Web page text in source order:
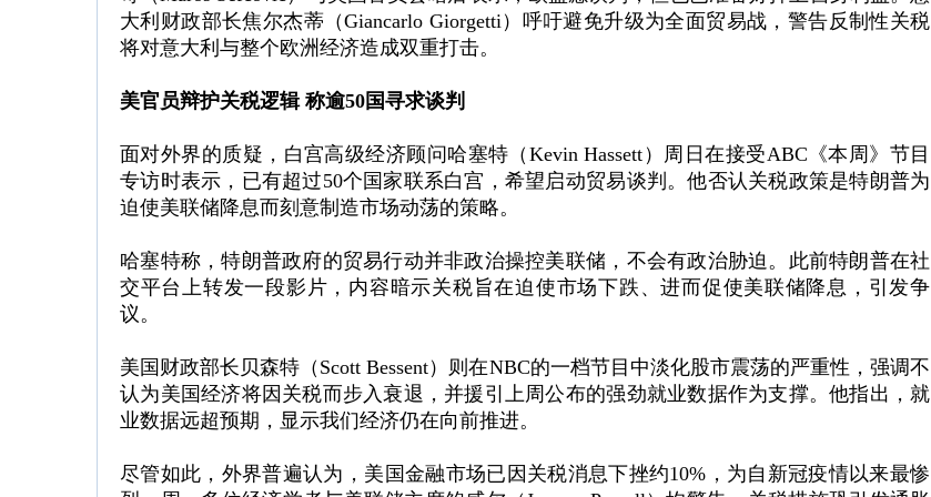
大利财政部长焦尔杰蒂（Giancarlo Giorgetti）呼吁避免升级为全面贸易战，警告反制性关税
将对意大利与整个欧洲经济造成双重打击。
美官员辩护关税逻辑 称逾50国寻求谈判
面对外界的质疑，白宫高级经济顾问哈塞特（Kevin Hassett）周日在接受ABC《本周》节目
专访时表示，已有超过50个国家联系白宫，希望启动贸易谈判。他否认关税政策是特朗普为
迫使美联储降息而刻意制造市场动荡的策略。
哈塞特称，特朗普政府的贸易行动并非政治操控美联储，不会有政治胁迫。此前特朗普在社
交平台上转发一段影片，内容暗示关税旨在迫使市场下跌、进而促使美联储降息，引发争
议。
美国财政部长贝森特（Scott Bessent）则在NBC的一档节目中淡化股市震荡的严重性，强调不
认为美国经济将因关税而步入衰退，并援引上周公布的强劲就业数据作为支撑。他指出，就
业数据远超预期，显示我们经济仍在向前推进。
尽管如此，外界普遍认为，美国金融市场已因关税消息下挫约10%，为自新冠疫情以来最惨